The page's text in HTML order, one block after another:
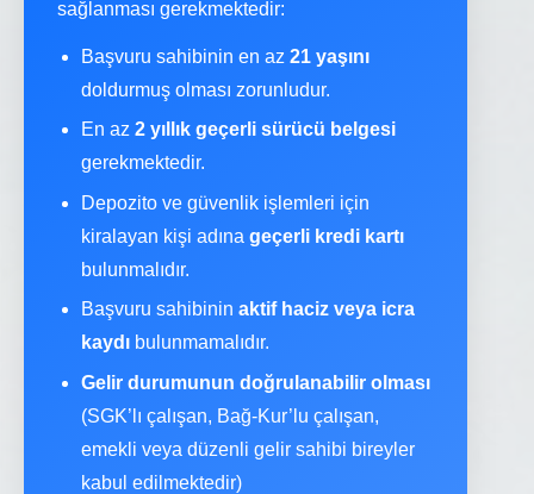
sağlanması gerekmektedir:
Başvuru sahibinin en az 21 yaşını
doldurmuş olması zorunludur.
En az 2 yıllık geçerli sürücü belgesi
gerekmektedir.
Depozito ve güvenlik işlemleri için
kiralayan kişi adına geçerli kredi kartı
bulunmalıdır.
Başvuru sahibinin aktif haciz veya icra
kaydı bulunmamalıdır.
Gelir durumunun doğrulanabilir olması
(SGK’lı çalışan, Bağ-Kur’lu çalışan,
emekli veya düzenli gelir sahibi bireyler
kabul edilmektedir)